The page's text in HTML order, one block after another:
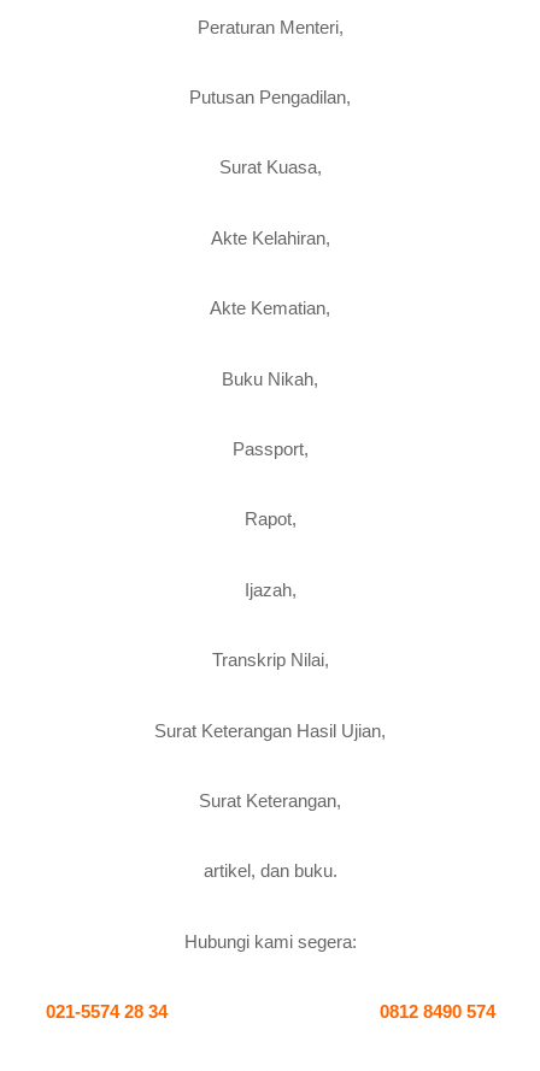
Peraturan Menteri,
Putusan Pengadilan,
Surat Kuasa,
Akte Kelahiran,
Akte Kematian,
Buku Nikah,
Passport,
Rapot,
Ijazah,
Transkrip Nilai,
Surat Keterangan Hasil Ujian,
Surat Keterangan,
artikel, dan buku.
Hubungi kami segera:
021-5574 28 34 0812 8490 574